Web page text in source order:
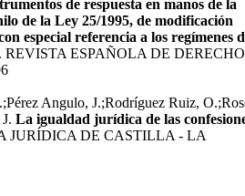
de respuesta en manos de la
de la Ley 25/1995, de modificación
especial referencia a los regímenes
REVISTA ESPAÑOLA DE DERECHO
Angulo, J.;Rodríguez Ruiz,
La igualdad jurídica de las
JURÍDICA DE CASTILLA - LA